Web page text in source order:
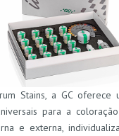
Stains, a GC oferece
para a
e externa,